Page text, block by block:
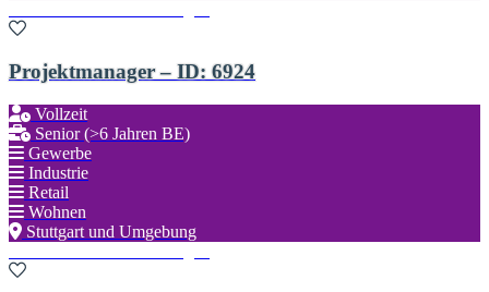
Projektmanager – ID: 6924
Vollzeit
Senior (>6 Jahren BE)
Gewerbe
Industrie
Retail
Wohnen
Stuttgart und Umgebung